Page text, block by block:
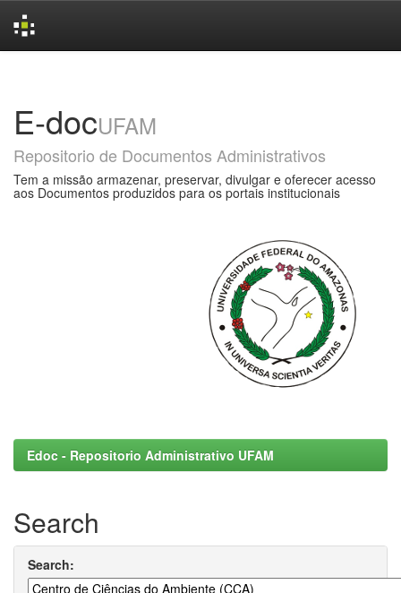
E-docUFAM
Repositorio de Documentos Administrativos
Tem a missão armazenar, preservar, divulgar e oferecer acesso
aos Documentos produzidos para os portais institucionais
Edoc - Repositorio Administrativo UFAM
Search
Search: